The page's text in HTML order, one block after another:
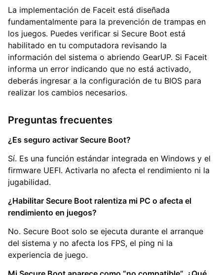
La implementación de Faceit está diseñada
fundamentalmente para la prevención de trampas en
los juegos. Puedes verificar si Secure Boot está
habilitado en tu computadora revisando la
información del sistema o abriendo GearUP. Si Faceit
informa un error indicando que no está activado,
deberás ingresar a la configuración de tu BIOS para
realizar los cambios necesarios.
Preguntas frecuentes
¿Es seguro activar Secure Boot?
Sí. Es una función estándar integrada en Windows y el
firmware UEFI. Activarla no afecta el rendimiento ni la
jugabilidad.
¿Habilitar Secure Boot ralentiza mi PC o afecta el
rendimiento en juegos?
No. Secure Boot solo se ejecuta durante el arranque
del sistema y no afecta los FPS, el ping ni la
experiencia de juego.